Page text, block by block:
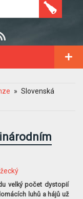
Slovenská
velký počet dystopií
luhů a hájů už